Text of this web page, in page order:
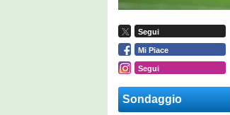
Segui
Mi Piace
Segui
Sondaggio